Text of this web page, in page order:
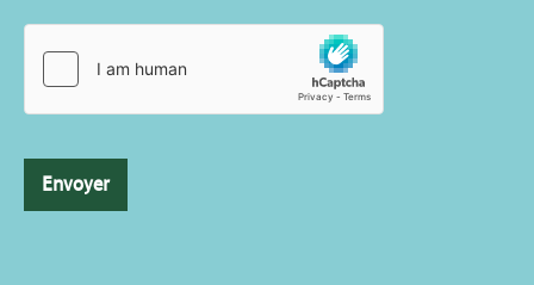
V
Envoyer